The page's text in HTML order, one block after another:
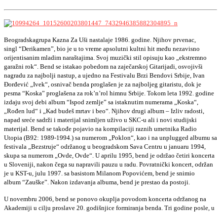
Beogradskagrupa Kazna Za Uši nastalaje 1986. godine. Njihov prvenac,
singl “Derikamen”, bio je u to vreme apsolutni kultni hit među nezavisno
orijentisanim mladim naraštajima. Svoj muzički stil opisuju kao „ekstremno
garažni rok“. Bend se istakao pobedom na zaječarskoj Gitarijadi, osvojivši
nagradu za najbolji nastup, a ujedno na Festivalu Brzi Bendovi Srbije, Ivan
Đorđević „Ivek“, osnivač benda proglašen je za najboljeg gitaristu, dok je
pesma “Koska” proglašena za rok’n’rol himnu Srbije. Tokom leta 1992. godine
izdaju svoj debi album “Ispod zemlje” sa istaknutim numerama „Koska“,
„Rođen lud“ i „Kad budeš mrtav i beo“. Njihov drugi album – Izliv radosti,
napad sreće sadrži i materijal snimljen uživo u SKC-u ali i novi studijski
materijal. Bend se takođe pojavio na kompilaciji raznih umetnika Radio
Utopia (B92: 1989-1994.) sa numerom „Poklon“, kao i na unplugged albumu sa
festivala „Bezstruje“ održanog u beogradskom Sava Centru u januaru 1994,
skupa sa numerom „Ovde, Ovde“. U aprilu 1995, bend je održao četiri koncerta
u Sloveniji, nakon čega su napravili pauzu u radu. Povratnički koncert, održan
je u KST-u, julu 1997. sa basistom Milanom Popovićem, bend je snimio
album “Zauške”. Nakon izdavanja albuma, bend je prestao da postoji.
U novembru 2006, bend se ponovo okuplja povodom koncerta održanog na
Akademiji u cilju proslave 20. godišnjice formiranja benda. Tri godine posle, u